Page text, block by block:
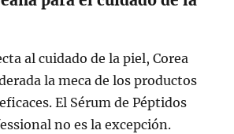
al cuidado de la piel, Corea
la meca de los productos
El Sérum de Péptidos
no es la excepción.